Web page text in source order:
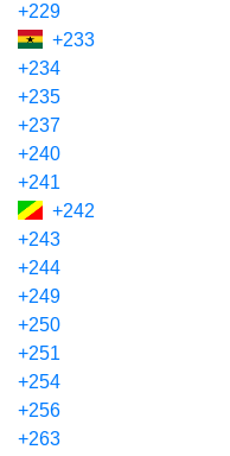
+229
+233
+234
+235
+237
+240
+241
+242
+243
+244
+249
+250
+251
+254
+256
+263